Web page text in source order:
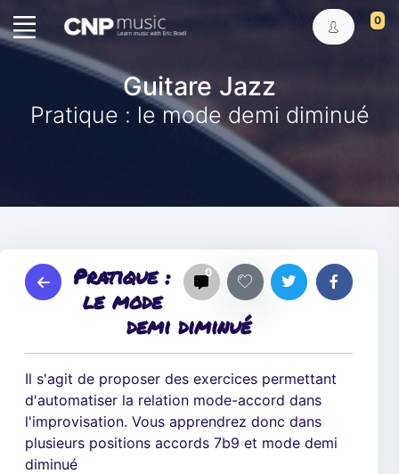
0
Guitare Jazz
Pratique : le mode demi diminué
0
Pratique :
le mode
demi diminué
Il s'agit de proposer des exercices permettant
d'automatiser la relation mode-accord dans
l'improvisation. Vous apprendrez donc dans
plusieurs positions accords 7b9 et mode demi
diminué